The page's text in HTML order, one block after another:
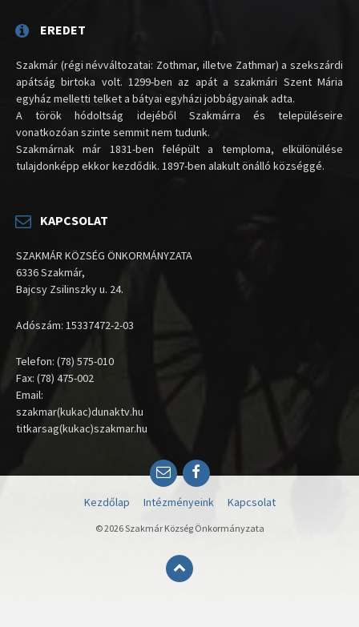
EREDET
Szakmár (régi névváltozatai: Zothmar, illetve Zathmar) a szekszárdi
apátság birtoka volt. 1299-ben az apát a szakmári Szent Mária
egyház melletti telket a bátyai egyházi jobbágyainak adta.
A török hódoltság idejéből Szakmárra és településeire
vonatkozóan szinte semmit nem tudunk.
Szakmárnak már 1831-ben felépült a temploma, elkülönülése
tulajdonképp ekkor kezdődik. 1897-ben alakult önálló községgé.
KAPCSOLAT
SZAKMÁR KÖZSÉG ÖNKORMÁNYZATA
6336 Szakmár,
Bajcsy Zsilinszky u. 24.
Adószám: 15337472-2-03
Telefon: (78) 575-010
Fax: (78) 475-002
Email:
szakmar(kukac)dunaktv.hu
titkarsag(kukac)szakmar.hu
EmailFacebook
Kezdőlap Intézményeink Kapcsolat
© 2026 Szakmár Község Önkormányzata